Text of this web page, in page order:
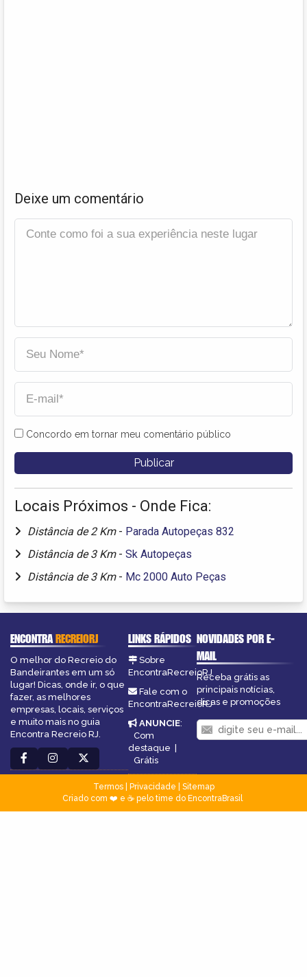
Deixe um comentário
Concordo em tornar meu comentário público
Locais Próximos - Onde Fica:
Distância de 2 Km - Parada Autopeças 832
Distância de 3 Km - Sk Autopeças
Distância de 3 Km - Mc 2000 Auto Peças
ENCONTRARECREIORJ
O melhor do Recreio do
Bandeirantes em um só
lugar! Dicas, onde ir, o que
fazer, as melhores
empresas, locais, serviços
e muito mais no guia
Encontra Recreio RJ.
LINKS RÁPIDOS
Sobre
EncontraRecreioRJ
Fale com o
EncontraRecreioRJ
ANUNCIE:
Com
destaque |
Grátis
NOVIDADES POR E-
MAIL
Receba grátis as
principais notícias,
dicas e promoções
Termos| Privacidade
Sitemap
Criado com ❤️ e ☕ pelo time do EncontraBrasil